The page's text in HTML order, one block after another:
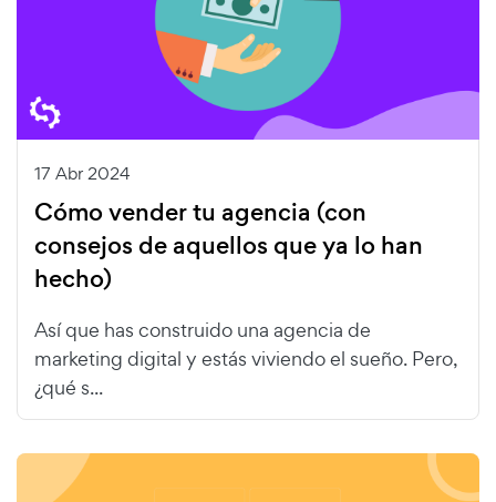
17 Abr 2024
Cómo vender tu agencia (con
consejos de aquellos que ya lo han
hecho)
Así que has construido una agencia de
marketing digital y estás viviendo el sueño. Pero,
¿qué s...